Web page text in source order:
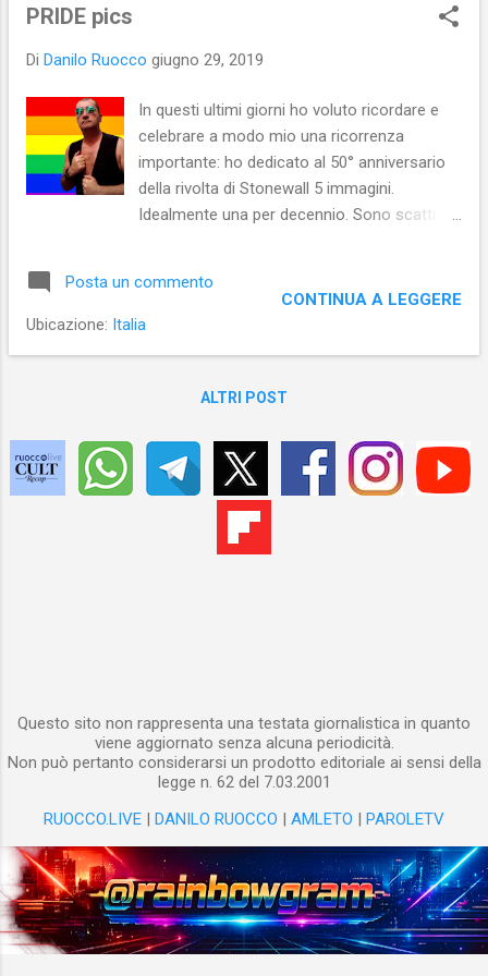
PRIDE pics
Di Danilo Ruocco giugno 29, 2019
In questi ultimi giorni ho voluto ricordare e
celebrare a modo mio una ricorrenza
importante: ho dedicato al 50° anniversario
della rivolta di Stonewall 5 immagini.
Idealmente una per decennio. Sono scatti
volta, compaiono oggetti e simboli
variamente legati sia all’ambiente gay, sia a
quindi, bandiere arcobaleno; manette;
unicorni e, naturalmente, la parola PRIDE.
Piccoli omaggi visivi, i miei, dedicati a tutti
coloro che ogni singolo giorno non
smettono di lottare contro le discriminazioni
e che si sentono fieri di essere se stessi.
Posta un commento
Ubicazione: Italia
CONTINUA A LEGGERE
ALTRI POST
Questo sito non rappresenta una testata giornalistica in quanto
viene aggiornato senza alcuna periodicità.
Non può pertanto considerarsi un prodotto editoriale ai sensi della
legge n. 62 del 7.03.2001
RUOCCO.LIVE | DANILO RUOCCO | AMLETO | PAROLETV